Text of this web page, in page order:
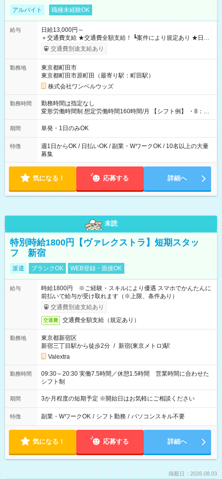
アルバイト 職種未経験OK
給与
日給13,000円～
＋交通費支給 ★交通費全額支給！ ┗案件により規定あり ★日払
いOK！（規定あり） ┗働いたその日に現金GET♪ お仕事後はコ
ンビニATMから 日払い分を引き落とせます！ 【試用期間】試
交通費別途支給あり
勤務地
東京都町田市
東京都町田市原町田（最寄り駅：町田駅）
株式会社ワンベルウッズ
勤務時間
勤務時間は指定なし
変形労働時間制 想定労働時間160時間/月 【シフト例】 ・8：00
～21：00
期間 単発・1日のみOK
特徴
週1日からOK / 日払いOK / 副業・WワークOK / 10名以上の大量
募集
気になる！ 応募する 詳細へ
未読
特別時給1800円【ヴァレクストラ】短期スタッ
フ 新宿
派遣 ブランクOK WEB登録・面接OK
給与
時給1800円 ※ご経験・スキルにより優遇 スマホでかんたんに
前払いで給与が受け取れます（※上限、条件あり）
交通費別途支給あり
交通費 交通費全額支給（規定あり）
勤務地
東京都新宿区
新宿三丁目駅から徒歩2分 / 新宿(東京メトロ)駅
Valextra
勤務時間
09:30～20:30 実働7.5時間／休憩1.5時間 営業時間に合わせた
シフト制
期間 3か月程度の短期予定 ※開始日はお気軽にご相談ください
特徴 副業・WワークOK / シフト勤務 / パソコンスキル不要
気になる！ 応募する 詳細へ
掲載日：2026.08.03